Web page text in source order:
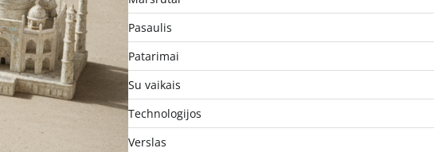
Pasaulis
Patarimai
Su vaikais
Technologijos
Verslas